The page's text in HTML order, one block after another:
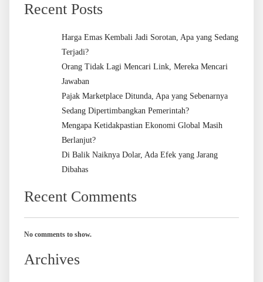
Recent Posts
Harga Emas Kembali Jadi Sorotan, Apa yang Sedang
Terjadi?
Orang Tidak Lagi Mencari Link, Mereka Mencari
Jawaban
Pajak Marketplace Ditunda, Apa yang Sebenarnya
Sedang Dipertimbangkan Pemerintah?
Mengapa Ketidakpastian Ekonomi Global Masih
Berlanjut?
Di Balik Naiknya Dolar, Ada Efek yang Jarang
Dibahas
Recent Comments
No comments to show.
Archives